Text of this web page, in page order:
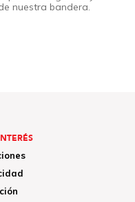
nuestra bandera.